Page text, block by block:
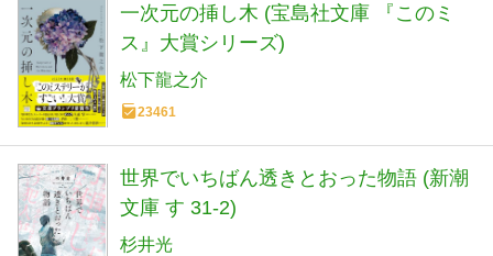
一次元の挿し木 (宝島社文庫 『このミ
ス』大賞シリーズ)
松下龍之介
23461
世界でいちばん透きとおった物語 (新潮
文庫 す 31-2)
杉井光